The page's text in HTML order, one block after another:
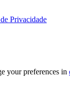
Privacidade
your preferences in